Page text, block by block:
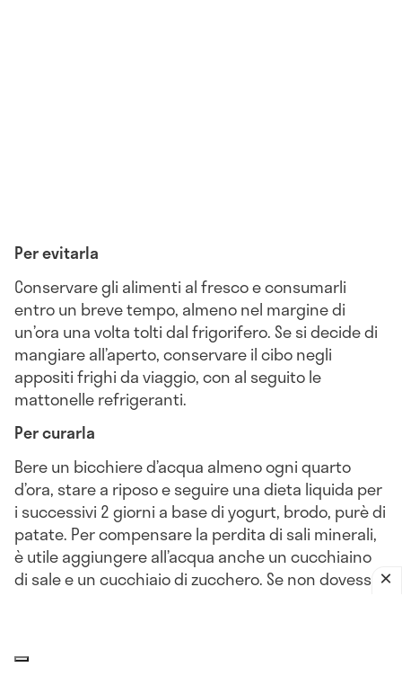
Per evitarla
Conservare gli alimenti al fresco e consumarli
entro un breve tempo, almeno nel margine di
un’ora una volta tolti dal frigorifero. Se si decide di
mangiare all’aperto, conservare il cibo negli
appositi frighi da viaggio, con al seguito le
mattonelle refrigeranti.
Per curarla
Bere un bicchiere d’acqua almeno ogni quarto
d’ora, stare a riposo e seguire una dieta liquida per
i successivi 2 giorni a base di yogurt, brodo, purè di
patate. Per compensare la perdita di sali minerali,
è utile aggiungere all’acqua anche un cucchiaino
di sale e un cucchiaio di zucchero. Se non dovesse
intestinale e trattengono le feci, che sono terreno